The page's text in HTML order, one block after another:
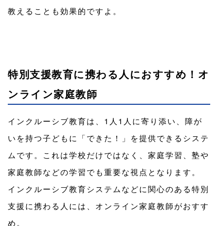
教えることも効果的ですよ。
特別支援教育に携わる人におすすめ！オ
ンライン家庭教師
インクルーシブ教育は、1人1人に寄り添い、障が
いを持つ子どもに「できた！」を提供できるシステ
ムです。これは学校だけではなく、家庭学習、塾や
家庭教師などの学習でも重要な視点となります。
インクルーシブ教育システムなどに関心のある特別
支援に携わる人には、オンライン家庭教師がおすす
め。